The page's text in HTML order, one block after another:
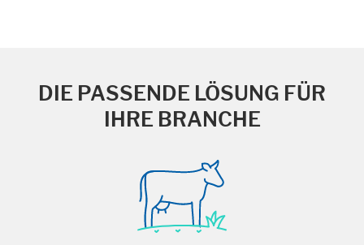
DIE PASSENDE LÖSUNG FÜR
IHRE BRANCHE